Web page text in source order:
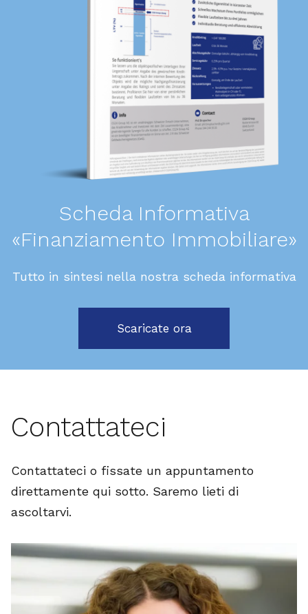
Scheda Informativa
«Finanziamento Immobiliare»
Tutto in sintesi nella nostra scheda informativa
Scaricate ora
Contattateci
Contattateci o fissate un appuntamento
direttamente qui sotto. Saremo lieti di
ascoltarvi.